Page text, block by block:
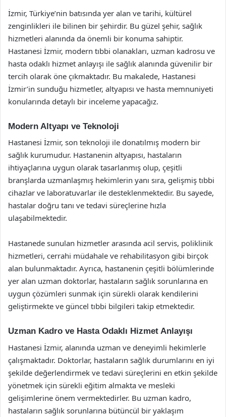
İzmir, Türkiye’nin batısında yer alan ve tarihi, kültürel
zenginlikleri ile bilinen bir şehirdir. Bu güzel şehir, sağlık
hizmetleri alanında da önemli bir konuma sahiptir.
Hastanesi İzmir, modern tıbbi olanakları, uzman kadrosu ve
hasta odaklı hizmet anlayışı ile sağlık alanında güvenilir bir
tercih olarak öne çıkmaktadır. Bu makalede, Hastanesi
İzmir’in sunduğu hizmetler, altyapısı ve hasta memnuniyeti
konularında detaylı bir inceleme yapacağız.
Modern Altyapı ve Teknoloji
Hastanesi İzmir, son teknoloji ile donatılmış modern bir
sağlık kurumudur. Hastanenin altyapısı, hastaların
ihtiyaçlarına uygun olarak tasarlanmış olup, çeşitli
branşlarda uzmanlaşmış hekimlerin yanı sıra, gelişmiş tıbbi
cihazlar ve laboratuvarlar ile desteklenmektedir. Bu sayede,
hastalar doğru tanı ve tedavi süreçlerine hızla
ulaşabilmektedir.
Hastanede sunulan hizmetler arasında acil servis, poliklinik
hizmetleri, cerrahi müdahale ve rehabilitasyon gibi birçok
alan bulunmaktadır. Ayrıca, hastanenin çeşitli bölümlerinde
yer alan uzman doktorlar, hastaların sağlık sorunlarına en
uygun çözümleri sunmak için sürekli olarak kendilerini
geliştirmekte ve güncel tıbbi bilgileri takip etmektedir.
Uzman Kadro ve Hasta Odaklı Hizmet Anlayışı
Hastanesi İzmir, alanında uzman ve deneyimli hekimlerle
çalışmaktadır. Doktorlar, hastaların sağlık durumlarını en iyi
şekilde değerlendirmek ve tedavi süreçlerini en etkin şekilde
yönetmek için sürekli eğitim almakta ve mesleki
gelişimlerine önem vermektedirler. Bu uzman kadro,
hastaların sağlık sorunlarına bütüncül bir yaklaşım